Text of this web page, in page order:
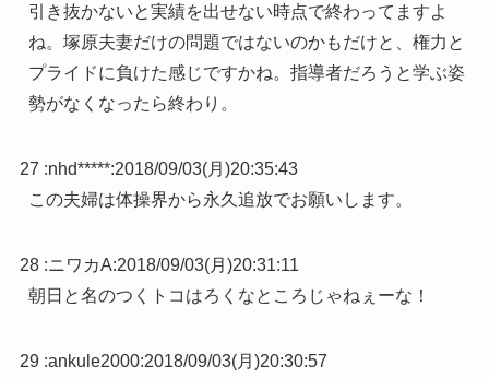
引き抜かないと実績を出せない時点で終わってますよ
ね。塚原夫妻だけの問題ではないのかもだけと、権力と
プライドに負けた感じですかね。指導者だろうと学ぶ姿
勢がなくなったら終わり。
27 :nhd*****:2018/09/03(月)20:35:43
この夫婦は体操界から永久追放でお願いします。
28 :ニワカA:2018/09/03(月)20:31:11
朝日と名のつくトコはろくなところじゃねぇーな！
29 :ankule2000:2018/09/03(月)20:30:57